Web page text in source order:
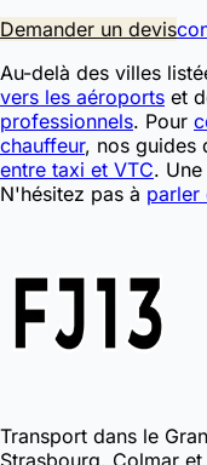
Demander un devis
Au-delà des villes
vers les aéroports et
professionnels. Pour
chauffeur, nos guides
entre taxi et VTC.
N'hésitez pas à parler
Transport dans le